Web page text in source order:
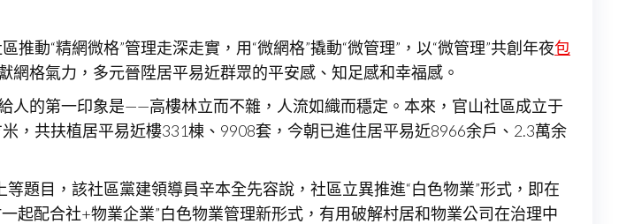
動“精網微格”管理走深走實，用“微網格”撬動“微管理”，以“微管理”共創年夜包
網格氣力，多元晉陞居平易近群眾的平安感、知足感和幸福感。
人的第一印象是——高樓林立而不雜，人流如織而穩定。本來，官山社區成立于
，共扶植居平易近樓331棟、9908套，今朝已進住居平易近8966余戶、2.3萬余
題目，該社區黨建領導員辛本全先容說，社區立異推進“白色物業”形式，即在
起配合社+物業企業”白色物業管理新形式，有用破解村居和物業公司在治理中